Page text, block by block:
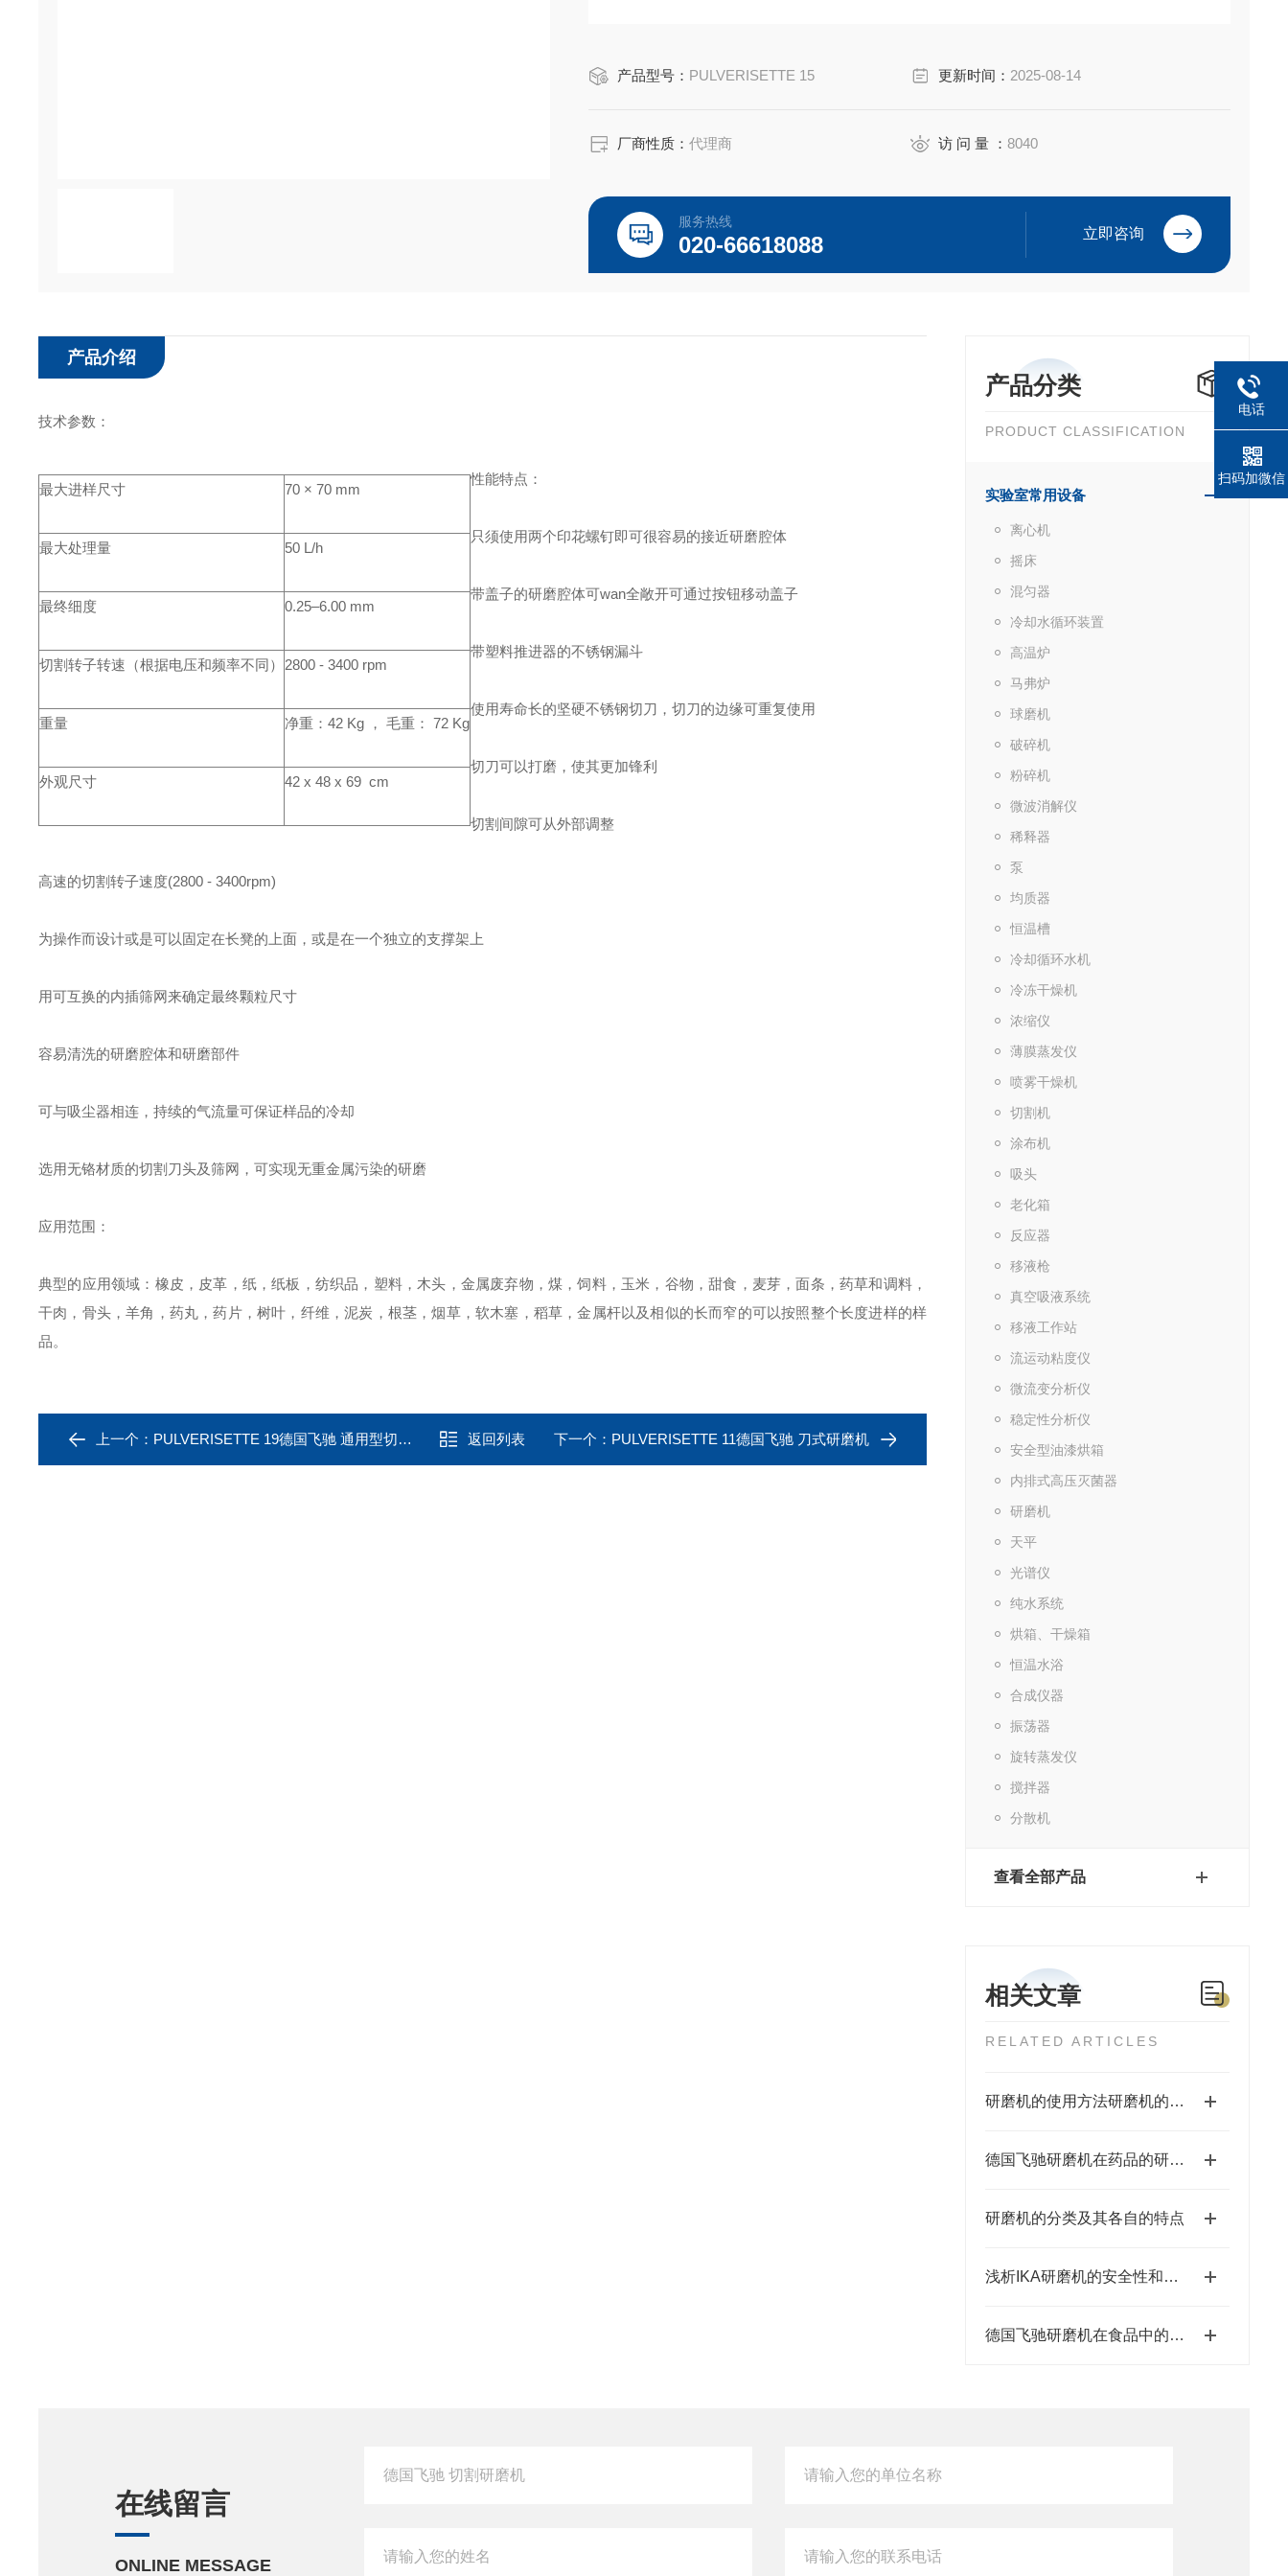
产品型号： PULVERISETTE 15 更新时间： 2025-08-14
厂商性质：代理商 访 问 量 ：8040
服务热线
020-66618088 立即咨询
产品分类
PRODUCT CLASSIFICATION
实验室常用设备
离心机
摇床
混匀器
冷却水循环装置
高温炉
马弗炉
球磨机
破碎机
粉碎机
微波消解仪
稀释器
泵
均质器
恒温槽
冷却循环水机
冷冻干燥机
浓缩仪
薄膜蒸发仪
喷雾干燥机
切割机
涂布机
吸头
老化箱
反应器
移液枪
真空吸液系统
移液工作站
流运动粘度仪
微流变分析仪
稳定性分析仪
安全型油漆烘箱
内排式高压灭菌器
研磨机
天平
光谱仪
纯水系统
烘箱、干燥箱
恒温水浴
合成仪器
振荡器
旋转蒸发仪
搅拌器
分散机
查看全部产品
相关文章
RELATED ARTICLES
研磨机的使用方法研磨机的清洁保养
德国飞驰研磨机在药品的研磨应用
研磨机的分类及其各自的特点
浅析IKA研磨机的安全性和易用性
德国飞驰研磨机在食品中的应用
产品介绍
技术参数：
最大进样尺寸 70 × 70 mm
最大处理量 50 L/h
最终细度 0.25–6.00 mm
切割转子转速（根据电压和频率不同） 2800 - 3400 rpm
重量 净重：42 Kg ， 毛重： 72 Kg
外观尺寸 42 x 48 x 69 cm
性能特点：
只须使用两个印花螺钉即可很容易的接近研磨腔体
带盖子的研磨腔体可wan全敞开可通过按钮移动盖子
带塑料推进器的不锈钢漏斗
使用寿命长的坚硬不锈钢切刀，切刀的边缘可重复使用
切刀可以打磨，使其更加锋利
切割间隙可从外部调整
高速的切割转子速度(2800 - 3400rpm)
为操作而设计或是可以固定在长凳的上面，或是在一个独立的支撑架上
用可互换的内插筛网来确定最终颗粒尺寸
容易清洗的研磨腔体和研磨部件
可与吸尘器相连，持续的气流量可保证样品的冷却
选用无铬材质的切割刀头及筛网，可实现无重金属污染的研磨
应用范围：
典型的应用领域：橡皮，皮革，纸，纸板，纺织品，塑料，木头，金属废弃物，煤，饲料，玉米，谷物，甜食，麦芽，面条，药草和调料，
干肉，骨头，羊角，药丸，药片，树叶，纤维，泥炭，根茎，烟草，软木塞，稻草，金属杆以及相似的长而窄的可以按照整个长度进样的样
品。
上一个： PULVERISETTE 19德国飞驰 通用型切割研磨机 返回列表 下一个： PULVERISETTE 11德国飞驰 刀式研磨机
在线留言
ONLINE MESSAGE
电话
扫码加微信